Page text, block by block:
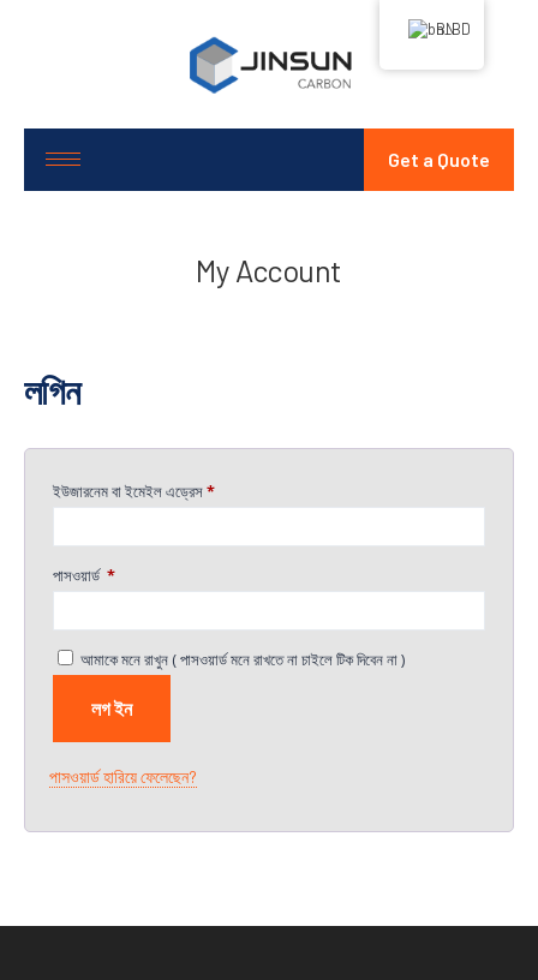
Get a Quote
My Account
লগিন
ইউজারনেম বা ইমেইল এড্রেস*
পাসওয়ার্ড *
আমাকে মনে রাখুন ( পাসওয়ার্ড মনে রাখতে না চাইলে টিক দিবেন না )
লগ ইন
পাসওয়ার্ড হারিয়ে ফেলেছেন?
BN